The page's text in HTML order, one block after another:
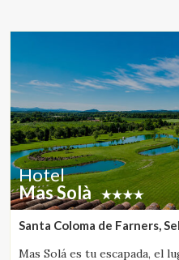
Hotel
Mas Solà
Santa Coloma de Farners,
Mas Solá es tu escapada, el